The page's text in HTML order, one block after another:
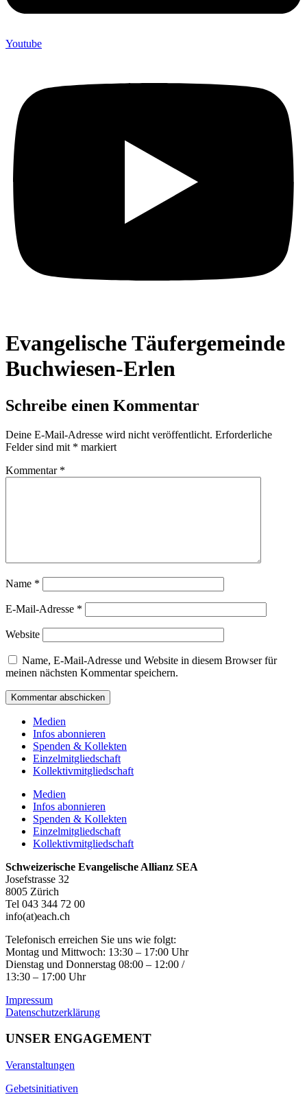
Youtube
Evangelische Täufergemeinde
Buchwiesen-Erlen
Schreibe einen Kommentar
Deine E-Mail-Adresse wird nicht veröffentlicht. Erforderliche
Felder sind mit * markiert
Kommentar *
Name *
E-Mail-Adresse *
Website
Name, E-Mail-Adresse und Website in diesem Browser für
meinen nächsten Kommentar speichern.
Medien
Infos abonnieren
Spenden & Kollekten
Einzelmitgliedschaft
Kollektivmitgliedschaft
Medien
Infos abonnieren
Spenden & Kollekten
Einzelmitgliedschaft
Kollektivmitgliedschaft
Schweizerische Evangelische Allianz SEA
Josefstrasse 32
8005 Zürich
Tel 043 344 72 00
info(at)each.ch
Telefonisch erreichen Sie uns wie folgt:
Montag und Mittwoch: 13:30 – 17:00 Uhr
Dienstag und Donnerstag 08:00 – 12:00 /
13:30 – 17:00 Uhr
Impressum
Datenschutzerklärung
UNSER ENGAGEMENT
Veranstaltungen
Gebetsinitiativen